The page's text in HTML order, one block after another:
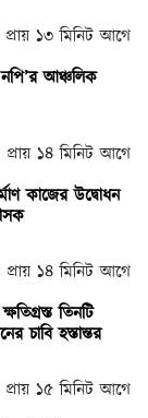
প্রায় ১৩ মিনিট আগে
আঞ্চলিক
প্রায় ১৪ মিনিট আগে
কাজের উদ্বোধন
প্রায় ১৪ মিনিট আগে
তিনটি
চাবি হস্তান্তর
প্রায় ১৫ মিনিট আগে